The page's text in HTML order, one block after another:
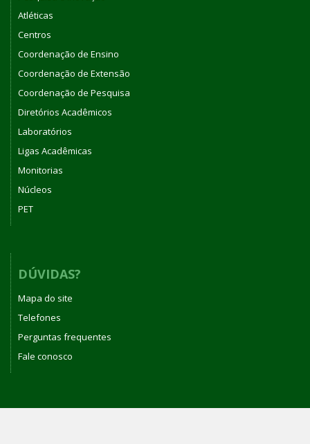
Atléticas
Centros
Coordenação de Ensino
Coordenação de Extensão
Coordenação de Pesquisa
Diretórios Acadêmicos
Laboratórios
Ligas Acadêmicas
Monitorias
Núcleos
PET
DÚVIDAS?
Mapa do site
Telefones
Perguntas frequentes
Fale conosco